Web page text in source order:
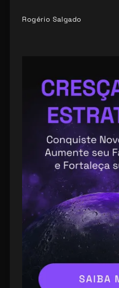
Rogério Salgado